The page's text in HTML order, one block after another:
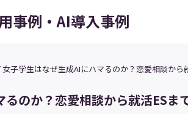
事例・AI導入事例
女子学生はなぜ生成AIにハマるのか？恋愛相談から
のか？恋愛相談から就活ESま